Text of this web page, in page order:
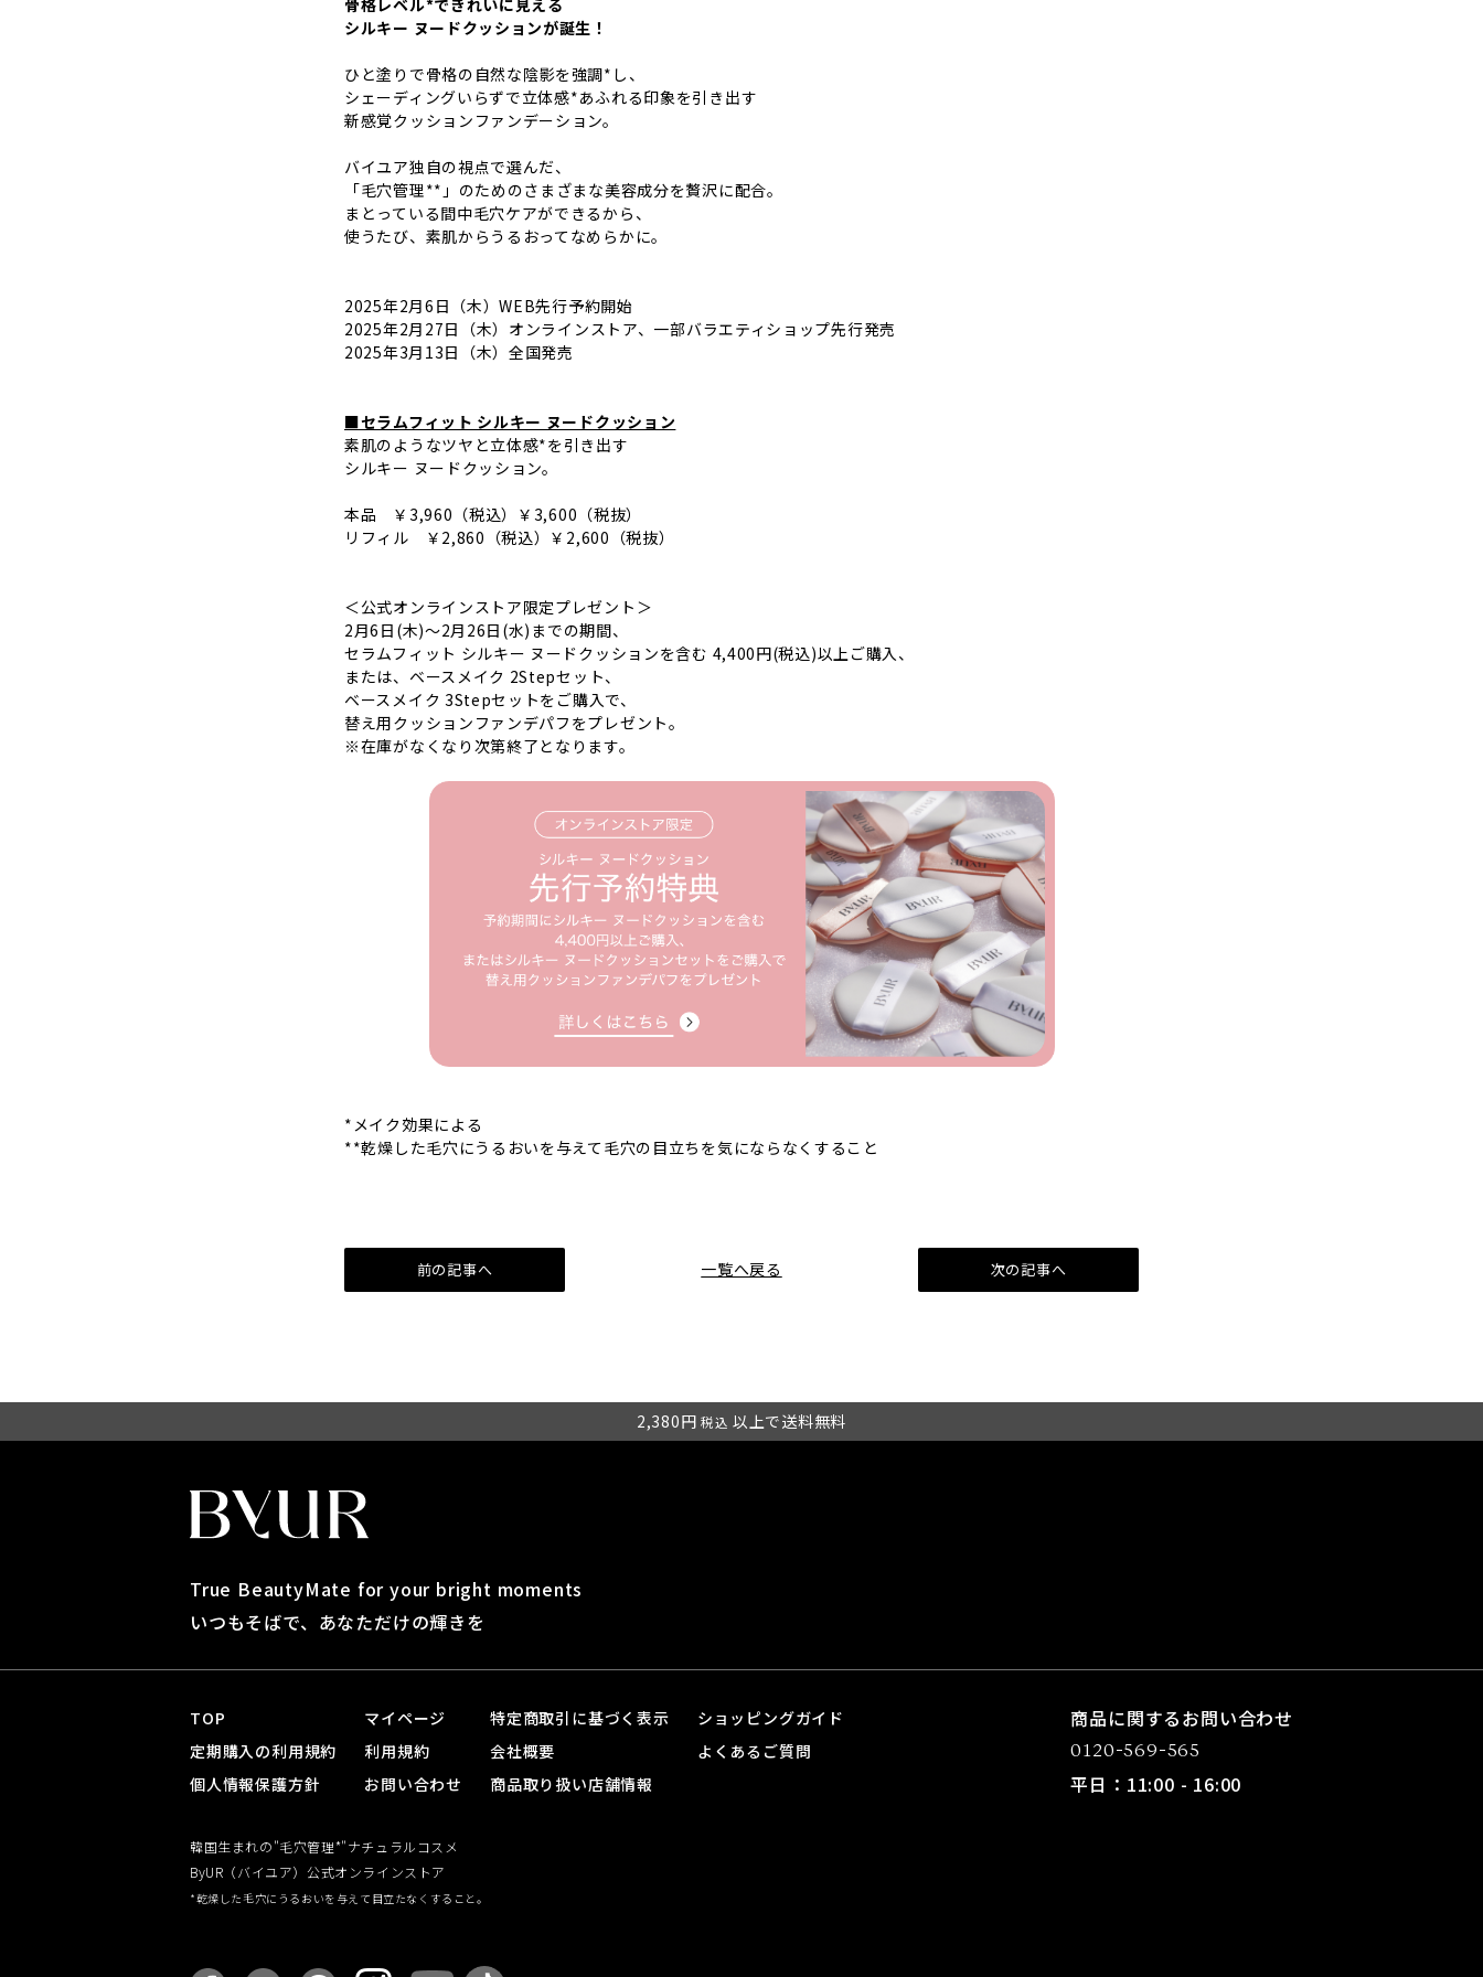
骨格レベル*できれいに見える
シルキー ヌードクッションが誕生！
ひと塗りで骨格の自然な陰影を強調*し、
シェーディングいらずで立体感*あふれる印象を引き出す
新感覚クッションファンデーション。
バイユア独自の視点で選んだ、
「毛穴管理**」のためのさまざまな美容成分を贅沢に配合。
まとっている間中毛穴ケアができるから、
使うたび、素肌からうるおってなめらかに。
2025年2月6日（木）WEB先行予約開始
2025年2月27日（木）オンラインストア、一部バラエティショップ先行発売
2025年3月13日（木）全国発売
■セラムフィット シルキー ヌードクッション
素肌のようなツヤと立体感*を引き出す
シルキー ヌードクッション。
本品 ￥3,960（税込）￥3,600（税抜）
リフィル ￥2,860（税込）￥2,600（税抜）
＜公式オンラインストア限定プレゼント＞
2月6日(木)〜2月26日(水)までの期間、
セラムフィット シルキー ヌードクッションを含む 4,400円(税込)以上ご購入、
または、ベースメイク 2Stepセット、
ベースメイク 3Stepセットをご購入で、
替え用クッションファンデパフをプレゼント。
※在庫がなくなり次第終了となります。
*メイク効果による
**乾燥した毛穴にうるおいを与えて毛穴の目立ちを気にならなくすること
前の記事へ 一覧へ戻る 次の記事へ
2,380円 税込 以上で送料無料
True BeautyMate for your bright moments
いつもそばで、あなただけの輝きを
TOP
定期購入の利用規約
個人情報保護方針
マイページ
利用規約
お問い合わせ
特定商取引に基づく表示
会社概要
商品取り扱い店舗情報
ショッピングガイド
よくあるご質問
商品に関するお問い合わせ
0120-569-565
平日：11:00 - 16:00
韓国生まれの"毛穴管理*"ナチュラルコスメ
ByUR（バイユア）公式オンラインストア
*乾燥した毛穴にうるおいを与えて目立たなくすること。